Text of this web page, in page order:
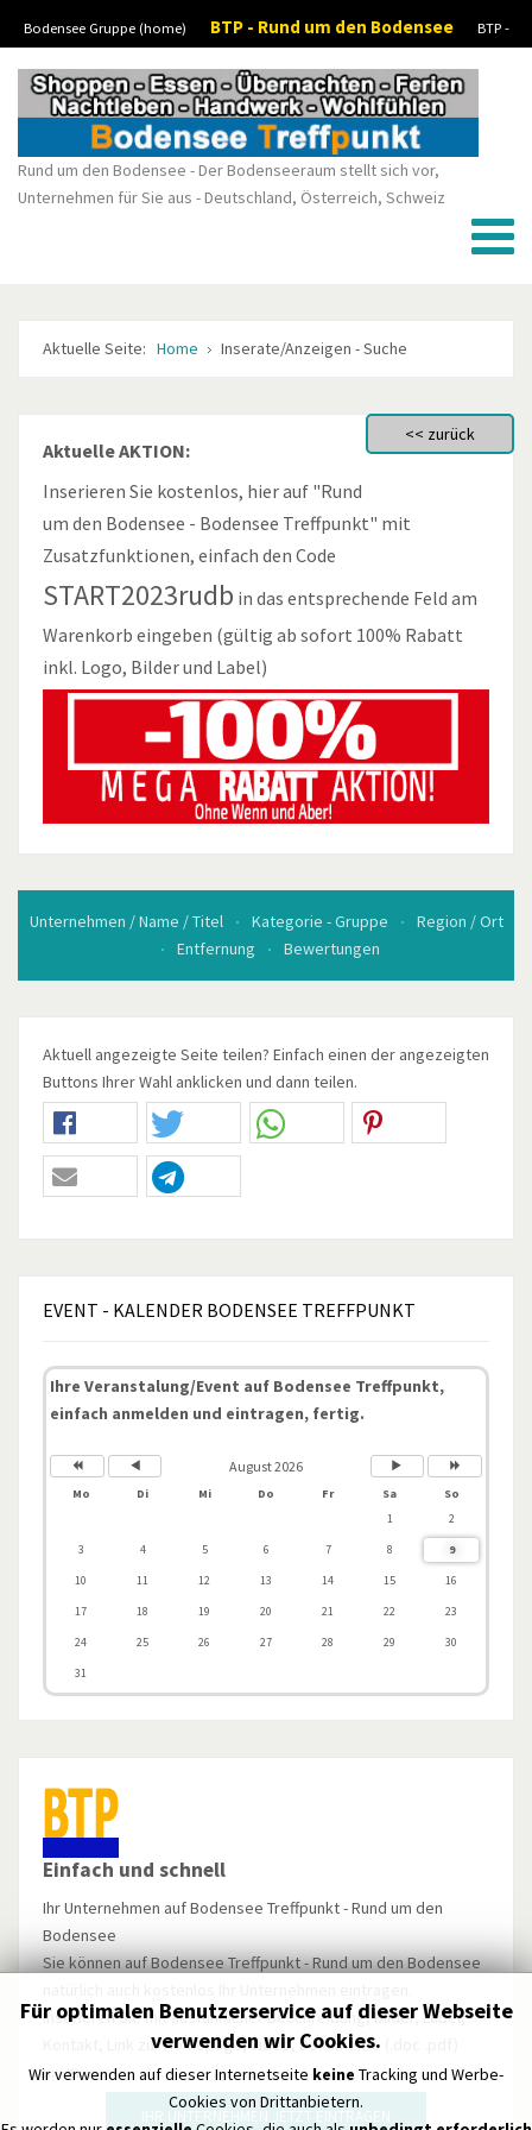
Bodensee Gruppe (home) BTP - Rund um den Bodensee
BTP -
Kleinanzeigen
Rund um den Bodensee - Der Bodenseeraum stellt sich vor,
Unternehmen für Sie aus - Deutschland, Österreich, Schweiz
Aktuelle Seite: Home Inserate/Anzeigen - Suche
Aktuelle AKTION:
Inserieren Sie kostenlos, hier auf "Rund
um den Bodensee - Bodensee Treffpunkt" mit
Zusatzfunktionen, einfach den Code
START2023rudb in das entsprechende Feld am
Warenkorb eingeben (gültig ab sofort 100% Rabatt
inkl. Logo, Bilder und Label)
Unternehmen / Name / Titel Kategorie - Gruppe
Region / Ort
Entfernung
Bewertungen
Aktuell angezeigte Seite teilen? Einfach einen der angezeigten
Buttons Ihrer Wahl anklicken und dann teilen.
EVENT - KALENDER BODENSEE TREFFPUNKT
Ihre Veranstalung/Event auf Bodensee Treffpunkt,
einfach anmelden und eintragen, fertig.
August 2026
Mo Di Mi Do Fr Sa
So
1
2
3
4 5 6 7 8
9
10
11 12 13 14 15
16
17
18 19 20 21 22
23
24
25 26 27 28 29
30
31
Einfach und schnell
Ihr Unternehmen auf Bodensee Treffpunkt - Rund um den
Bodensee
Sie können auf Bodensee Treffpunkt - Rund um den Bodensee
Inserieren Sie mit ausführlicher Beschreibung, Bilder, Label,
Kontakt, Link zur Homepage, Video, Dokumente (.doc .pdf)
u.v.m.
IHR UNTERNEHMEN JETZT EINTRAGEN
Für optimalen Benutzerservice auf dieser Webseite
verwenden wir Cookies.
Wir verwenden auf dieser Internetseite keine Tracking und Werbe-
Cookies von Drittanbietern.